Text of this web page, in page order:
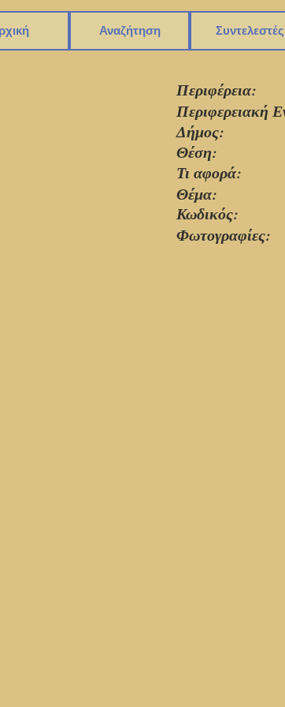
Αναζήτηση Συντελεστές
Περιφέρεια:
Περιφερειακή
Δήμος:
Θέση:
Τι αφορά:
Θέμα:
Κωδικός:
Φωτογραφίες: